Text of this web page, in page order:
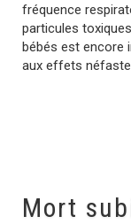
fréquence
particules
bébés est encore
aux effets
Mort